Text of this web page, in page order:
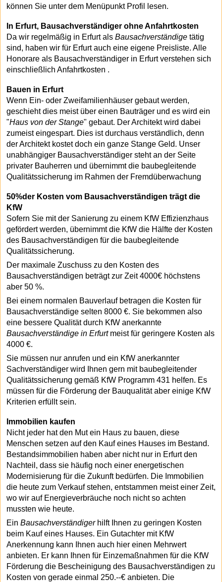
können Sie unter dem Menüpunkt Profil lesen.
In Erfurt, Bausachverständiger ohne Anfahrtkosten
Da wir regelmäßig in Erfurt als Bausachverständige tätig
sind, haben wir für Erfurt auch eine eigene Preisliste. Alle
Honorare als Bausachverständiger in Erfurt verstehen sich
einschließlich Anfahrtkosten .
Bauen in Erfurt
Wenn Ein- oder Zweifamilienhäuser gebaut werden,
geschieht dies meist über einen Bauträger und es wird ein
"Haus von der Stange" gebaut. Der Architekt wird dabei
zumeist eingespart. Dies ist durchaus verständlich, denn
der Architekt kostet doch ein ganze Stange Geld. Unser
unabhängiger Bausachverständiger steht an der Seite
privater Bauherren und übernimmt die baubegleitende
Qualitätssicherung im Rahmen der Fremdüberwachung
50%der Kosten vom Bausachverständigen trägt die
KfW
Sofern Sie mit der Sanierung zu einem KfW Effizienzhaus
gefördert werden, übernimmt die KfW die Hälfte der Kosten
des Bausachverständigen für die baubegleitende
Qualitätssicherung.
Der maximale Zuschuss zu den Kosten des
Bausachverständigen beträgt zur Zeit 4000€ höchstens
aber 50 %.
Bei einem normalen Bauverlauf betragen die Kosten für
Bausachverständige selten 8000 €. Sie bekommen also
eine bessere Qualität durch KfW anerkannte
Bausachverständige in Erfurtmeist für geringere Kosten als
4000 €.
Sie müssen nur anrufen und ein KfW anerkannter
Sachverständiger wird Ihnen gern mit baubegleitender
Qualitätssicherung gemäß KfW Programm 431 helfen. Es
müssen für die Förderung der Bauqualität aber einige KfW
Kriterien erfüllt sein.
Immobilien kaufen
Nicht jeder hat den Mut ein Haus zu bauen, diese
Menschen setzen auf den Kauf eines Hauses im Bestand.
Bestandsimmobilien haben aber nicht nur in Erfurt den
Nachteil, dass sie häufig noch einer energetischen
Modernisierung für die Zukunft bedürfen. Die Immobilien
die heute zum Verkauf stehen, entstammen meist einer Zeit,
wo wir auf Energieverbräuche noch nicht so achten
mussten wie heute.
Ein Bausachverständigerhilft Ihnen zu geringen Kosten
beim Kauf eines Hauses. Ein Gutachter mit KfW
Anerkennung kann Ihnen auch hier einen Mehrwert
anbieten. Er kann Ihnen für Einzemaßnahmen für die KfW
Förderung die Bescheinigung des Bausachverständigen zu
Kosten von gerade einmal 250.--€ anbieten. Die